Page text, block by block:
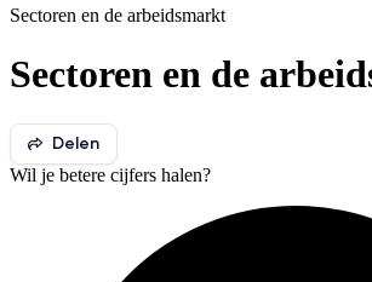
Sectoren en de arbeidsmarkt
Sectoren en de
Delen
Wil je betere cijfers halen?